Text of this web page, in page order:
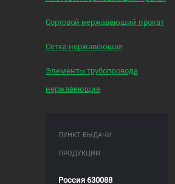
Сортовой нержавеющий прокат
Сетка нержавеющая
Элементы трубопровода
нержавеющие
ПУНКТ ВЫДАЧИ
ПРОДУКЦИИ
Россия 630088